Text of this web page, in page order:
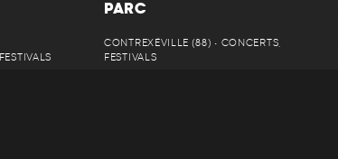
PARC
CONTREXÉVILLE (88) • CONCERTS,
FESTIVALS